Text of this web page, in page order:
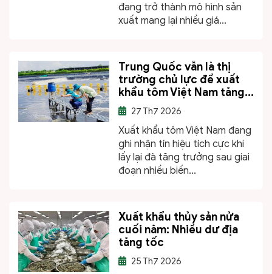
đang trở thành mô hình sản
xuất mang lại nhiều giá...
Trung Quốc vẫn là thị
trường chủ lực để xuất
khẩu tôm Việt Nam tăng...
27 Th7 2026
Xuất khẩu tôm Việt Nam đang
ghi nhận tín hiệu tích cực khi
lấy lại đà tăng trưởng sau giai
đoạn nhiều biến...
Xuất khẩu thủy sản nửa
cuối năm: Nhiều dư địa
tăng tốc
25 Th7 2026